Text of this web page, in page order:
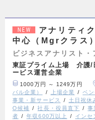
NEW
アナリティ
中心（Mgrクラス）
ビジネスアナリスト・
東証プライム上場 介護/
ービス運営企業
1000万円 ～ 1249万円
バル企業）
上場企業 ベ
事業・新サービス
土日祝休
O候補
社長・役員直下 事
者
年収600万以上 インセ